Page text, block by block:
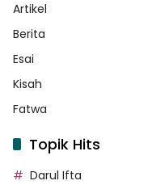
Artikel
Berita
Esai
Kisah
Fatwa
Topik Hits
Darul Ifta